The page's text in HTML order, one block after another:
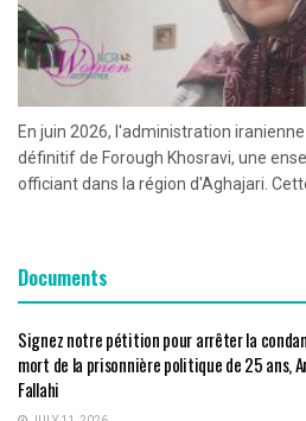
En juin 2026, l'administration
définitif de Forough Khosravi, une
officiant dans la région d'Aghajari.
Documents
Signez notre pétition pour arrêter la
mort de la prisonnière politique de 25 ans,
Fallahi